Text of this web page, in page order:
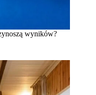
wyników?